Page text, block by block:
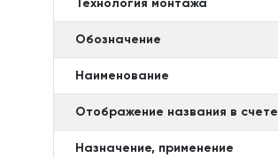
Технология монтажа
Обозначение
Наименование
Отображение названия в счете
Назначение, применение